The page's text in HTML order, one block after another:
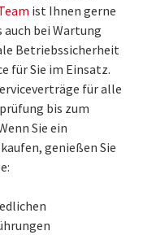
ist Ihnen gerne
bei Wartung
Betriebssicherheit
für Sie im Einsatz.
für alle
bis zum
Sie ein
genießen Sie